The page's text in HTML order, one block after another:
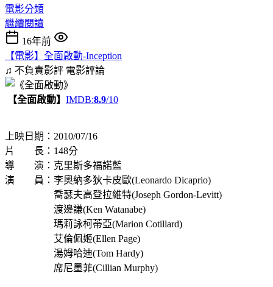
電影分類
繼續閱讀
16年前
【電影】全面啟動-Inception
♫ 不負責影評 電影評論
【全面啟動】 IMDB:8.9/10
上映日期：2010/07/16
片 長：148分
導 演：克里斯多福諾藍
演 員：李奧納多狄卡皮歐(Leonardo Dicaprio)
喬瑟夫高登拉維特(Joseph Gordon-Levitt)
渡邊謙(Ken Watanabe)
瑪莉詠柯蒂亞(Marion Cotillard)
艾倫佩姬(Ellen Page)
湯姆哈迪(Tom Hardy)
席尼墨菲(Cillian Murphy)